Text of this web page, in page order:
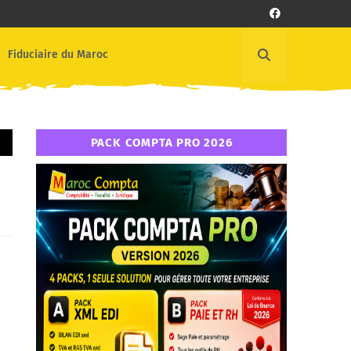
Fiduciaire du Maroc
PACK COMPTA PRO 2026